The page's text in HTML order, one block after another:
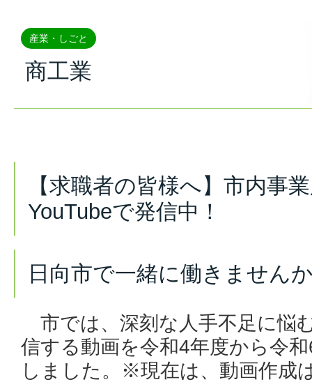
産業・しごと
商工業
【求職者の皆様へ】市内事
YouTubeで発信中！
日向市で一緒に働きません
市では、 深刻な 人手不足に悩
信する動画を令和4年度から令
しました。※現在は、動画作成